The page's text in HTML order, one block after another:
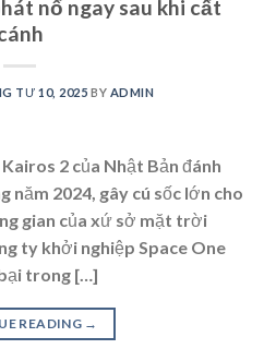
nổ ngay sau khi cất
TƯ 10, 2025 BY ADMIN
2 của Nhật Bản đánh
2024, gây cú sốc lớn cho
gian của xứ sở mặt trời
ty khởi nghiệp Space One
trong […]
READING →